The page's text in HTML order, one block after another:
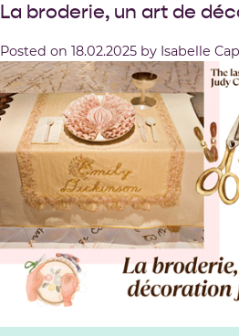
La broderie, un art de
Posted on 18.02.2025 by Isabelle